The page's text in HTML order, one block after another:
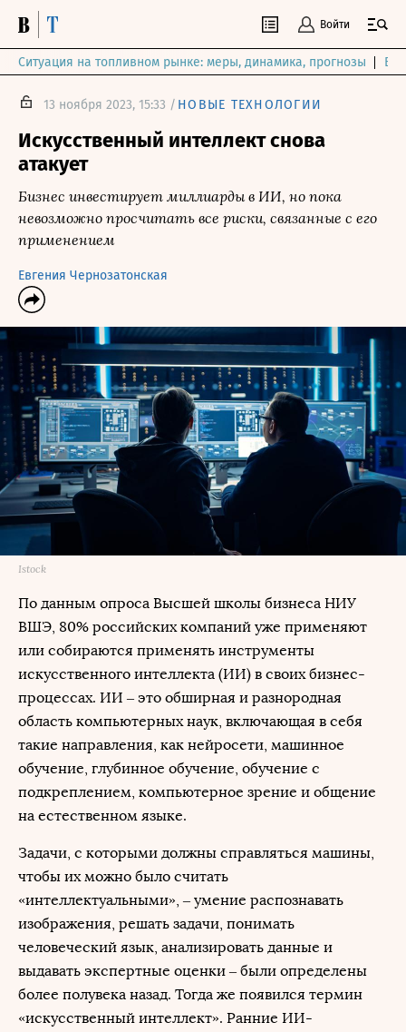
Войти
Ситуация на топливном рынке: меры, динамика, прогнозы
13 ноября 2023, 15:33 / НОВЫЕ ТЕХНОЛОГИИ
Искусственный интеллект снова
атакует
Бизнес инвестирует миллиарды в ИИ, но пока
невозможно просчитать все риски, связанные с его
применением
Евгения Чернозатонская
Istock
По данным опроса Высшей школы бизнеса НИУ
ВШЭ, 80% российских компаний уже применяют
или собираются применять инструменты
искусственного интеллекта (ИИ) в своих бизнес-
процессах. ИИ – это обширная и разнородная
область компьютерных наук, включающая в себя
такие направления, как нейросети, машинное
обучение, глубинное обучение, обучение с
подкреплением, компьютерное зрение и общение
на естественном языке.
Задачи, с которыми должны справляться машины,
чтобы их можно было считать
«интеллектуальными», – умение распознавать
изображения, решать задачи, понимать
человеческий язык, анализировать данные и
выдавать экспертные оценки – были определены
более полувека назад. Тогда же появился термин
«искусственный интеллект». Ранние ИИ-